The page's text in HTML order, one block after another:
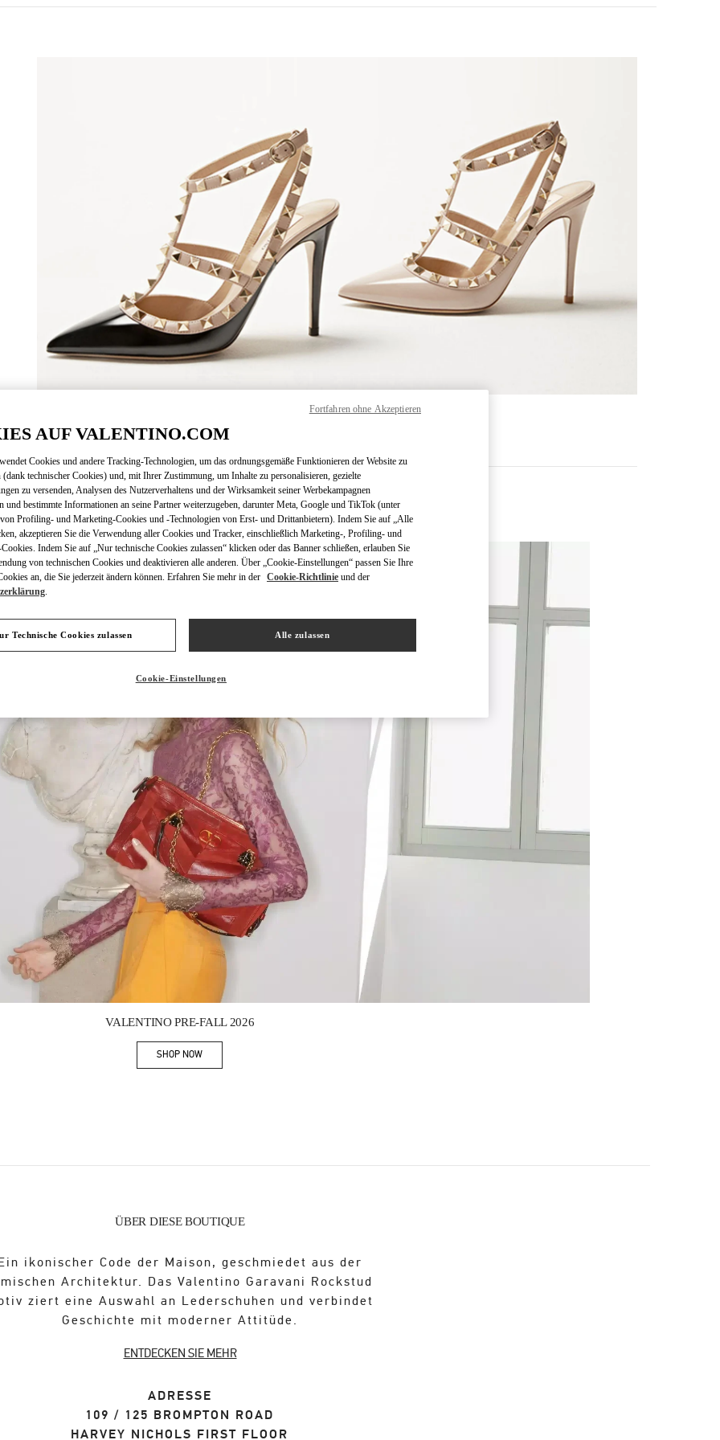
Link Opens in New Tab
NEUHEITEN
VALENTINO PRE-FALL 2026
SHOP NOWLink Opens in New Tab
ÜBER DIESE BOUTIQUE
ikonischer Code der Maison, geschmiedet aus der
Architektur. Das Valentino Garavani Rockstud
ziert eine Auswahl an Lederschuhen und verbindet
Geschichte mit moderner Attitüde.
ENTDECKEN SIE MEHR
ADRESSE
109 / 125 BROMPTON ROAD
HARVEY NICHOLS FIRST FLOOR
AUF VALENTINO.COM
Cookies und andere Tracking-Technologien, um das ordnungsgemäße Funktionieren der Website zu
(dank technischer Cookies) und, mit Ihrer Zustimmung, um Inhalte zu personalisieren, gezielte
zu versenden, Analysen des Nutzerverhaltens und der Wirksamkeit seiner Werbekampagnen
und bestimmte Informationen an seine Partner weiterzugeben, darunter Meta, Google und TikTok (unter
Profiling- und Marketing-Cookies und -Technologien von Erst- und Drittanbietern). Indem Sie auf „Alle
akzeptieren Sie die Verwendung aller Cookies und Tracker, einschließlich Marketing-, Profiling- und
Indem Sie auf „Nur technische Cookies zulassen“ klicken oder das Banner schließen, erlauben Sie
von technischen Cookies und deaktivieren alle anderen. Über „Cookie-Einstellungen“ passen Sie Ihre
an, die Sie jederzeit ändern können. Erfahren Sie mehr in der Cookie-Richtlinie und der
Technische Cookies zulassen Alle zulassen
Cookie-Einstellungen
Fortfahren ohne Akzeptieren